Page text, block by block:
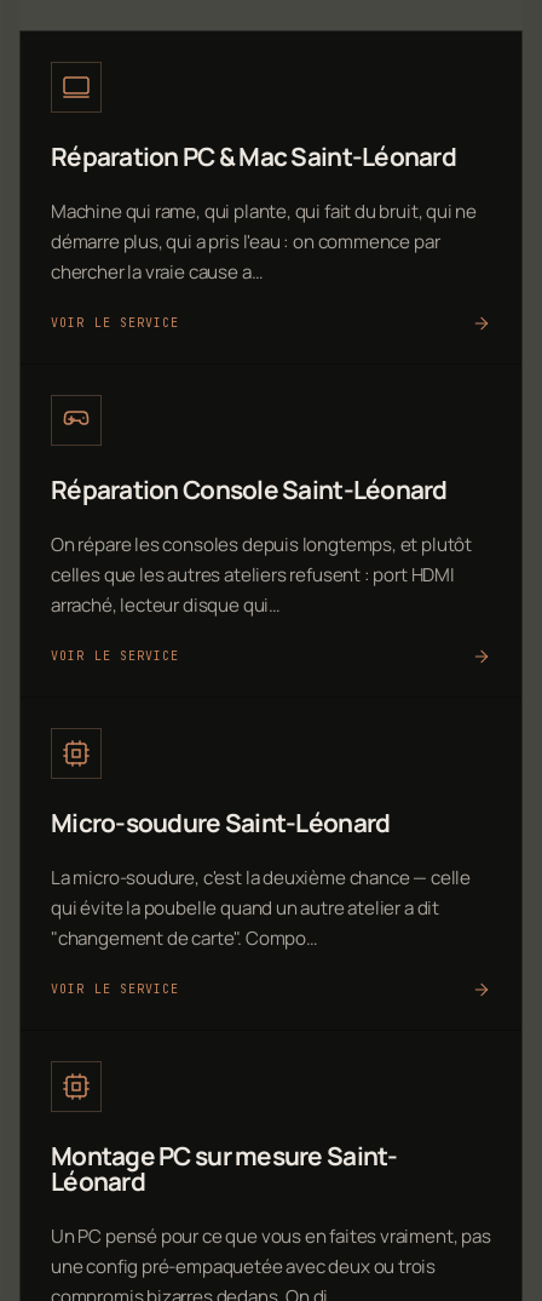
Réparation PC & Mac Saint-Léonard
Machine qui rame, qui plante, qui fait du bruit, qui ne
démarre plus, qui a pris l'eau : on commence par
chercher la vraie cause a…
VOIR LE SERVICE
Réparation Console Saint-Léonard
On répare les consoles depuis longtemps, et plutôt
celles que les autres ateliers refusent : port HDMI
arraché, lecteur disque qui…
VOIR LE SERVICE
Micro-soudure Saint-Léonard
La micro-soudure, c'est la deuxième chance — celle
qui évite la poubelle quand un autre atelier a dit
"changement de carte". Compo…
VOIR LE SERVICE
Montage PC sur mesure Saint-
Léonard
Un PC pensé pour ce que vous en faites vraiment, pas
une config pré-empaquetée avec deux ou trois